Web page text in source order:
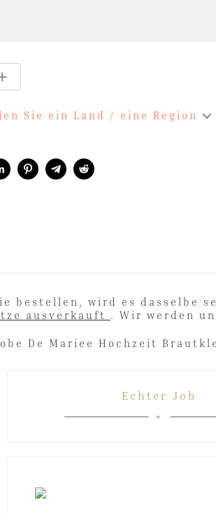
Sie ein Land / eine Region
bestellen, wird es dasselbe
ausverkauft . Wir werden
Echter Job